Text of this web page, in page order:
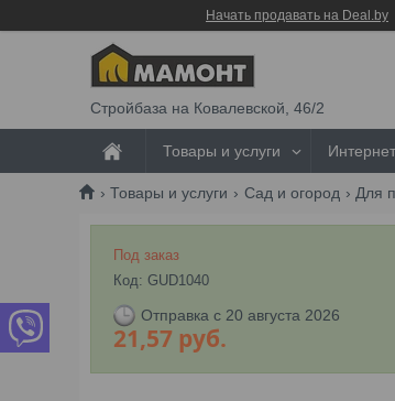
Начать продавать на Deal.by
Стройбаза на Ковалевской, 46/2
Товары и услуги
Товары и услуги Сад и огород Для
Под заказ
Код: GUD1040
Отправка с 20 августа 2026
21,57 руб.